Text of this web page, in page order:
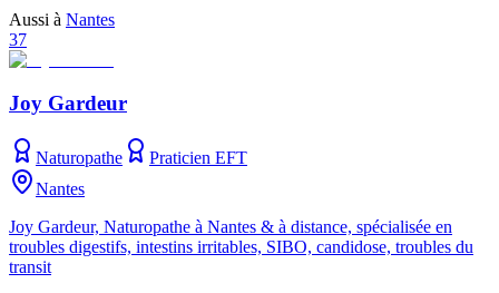
Aussi à Nantes
37
Joy Gardeur
Naturopathe
Praticien EFT
Nantes
Joy Gardeur, Naturopathe à Nantes & à distance, spécialisée en
troubles digestifs, intestins irritables, SIBO, candidose, troubles du
transit